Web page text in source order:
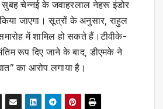
चेन्नई के जवाहरलाल नेहरू इंडोर
जाएगा। सूत्रों के अनुसार, राहुल
में शामिल हो सकते हैं।टीवीके-
रूप दिए जाने के बाद, डीएमके ने
का आरोप लगाया है।